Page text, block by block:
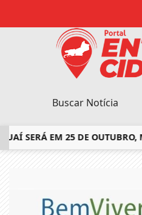
EM 25 DE OUTUBRO,